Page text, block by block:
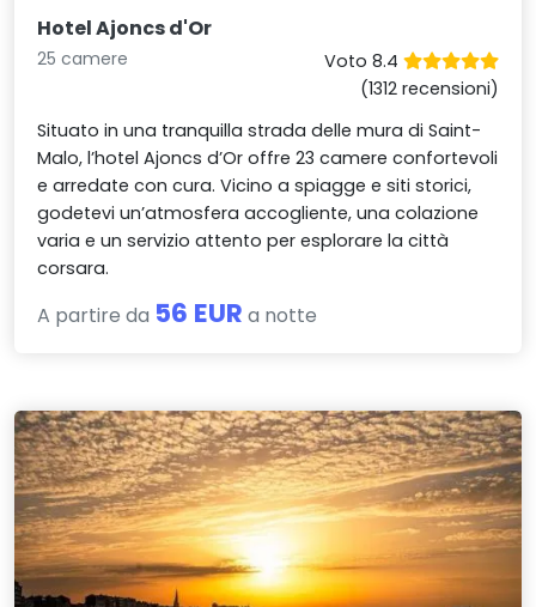
Hotel Ajoncs d'Or
25 camere
Voto 8.4
(1312 recensioni)
Situato in una tranquilla strada delle mura di Saint-
Malo, l’hotel Ajoncs d’Or offre 23 camere confortevoli
e arredate con cura. Vicino a spiagge e siti storici,
godetevi un’atmosfera accogliente, una colazione
varia e un servizio attento per esplorare la città
corsara.
A partire da 56 EUR a notte